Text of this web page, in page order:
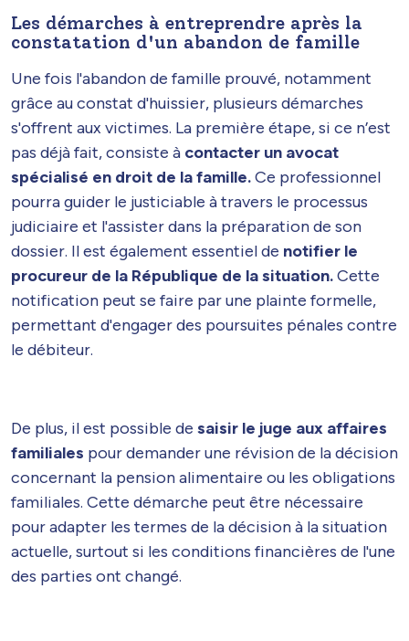
Les démarches à entreprendre après la
constatation d'un abandon de famille
Une fois l'abandon de famille prouvé, notamment
grâce au constat d'huissier, plusieurs démarches
s'offrent aux victimes. La première étape, si ce n’est
pas déjà fait, consiste à contacter un avocat
spécialisé en droit de la famille.Ce professionnel
pourra guider le justiciable à travers le processus
judiciaire et l'assister dans la préparation de son
dossier. Il est également essentiel de notifier le
procureur de la République de la situation.Cette
notification peut se faire par une plainte formelle,
permettant d'engager des poursuites pénales contre
le débiteur.
De plus, il est possible de saisir le juge aux affaires
familiales pour demander une révision de la décision
concernant la pension alimentaire ou les obligations
familiales. Cette démarche peut être nécessaire
pour adapter les termes de la décision à la situation
actuelle, surtout si les conditions financières de l'une
des parties ont changé.